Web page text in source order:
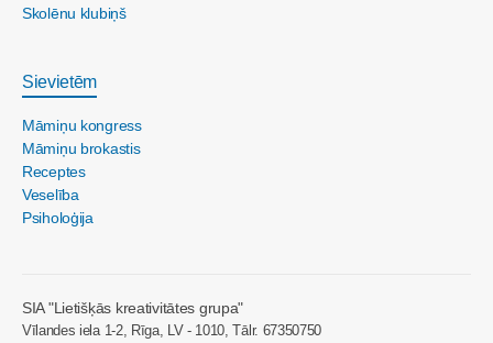
Skolēnu klubiņš
Sievietēm
Māmiņu kongress
Māmiņu brokastis
Receptes
Veselība
Psiholoģija
SIA "Lietišķās kreativitātes grupa"
Vīlandes iela 1-2, Rīga, LV - 1010, Tālr. 67350750